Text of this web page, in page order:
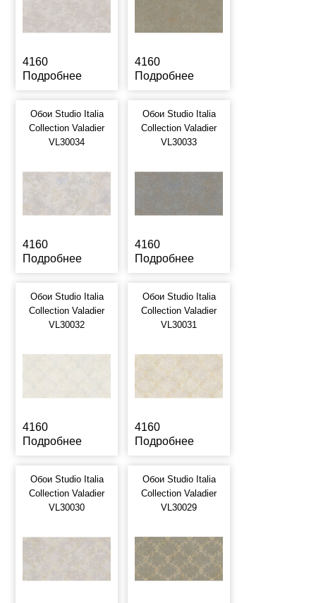
4160
Подробнее
4160
Подробнее
Обои Studio Italia
Collection Valadier
VL30034
4160
Подробнее
Обои Studio Italia
Collection Valadier
VL30033
4160
Подробнее
Обои Studio Italia
Collection Valadier
VL30032
4160
Подробнее
Обои Studio Italia
Collection Valadier
VL30031
4160
Подробнее
Обои Studio Italia
Collection Valadier
VL30030
Обои Studio Italia
Collection Valadier
VL30029